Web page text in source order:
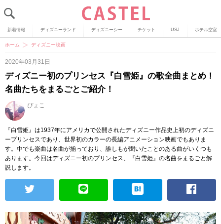
新着情報 ディズニーランド ディズニーシー チケット USJ ホテル空室
ホーム ディズニー映画
2020年03月31日
ディズニー初のプリンセス『白雪姫』の歌全曲まとめ！
名曲たちをまるごとご紹介！
ぴょこ
『白雪姫』は1937年にアメリカで公開されたディズニー作品史上初のディズニ
ープリンセスであり、世界初のカラーの長編アニメーション映画でもありま
す。中でも楽曲は名曲が揃っており、誰しもが聞いたことのある曲がいくつも
あります。今回はディズニー初のプリンセス、『白雪姫』の名曲をまるごと解
説します。